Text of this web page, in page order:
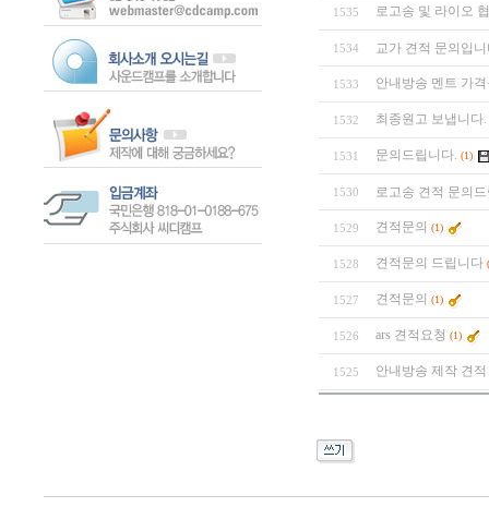
1535 로고송 및 라이오
1534 교가 견적 문의입
1533 안내방송 멘트 가
1532 최종원고 보냅니다.
1531 문의드립니다. (1)
1530 로고송 견적 문의
1529 견적문의 (1)
1528 견적문의 드립니다
1527 견적문의 (1)
1526 ars 견적요청 (1)
1525 안내방송 제작 견